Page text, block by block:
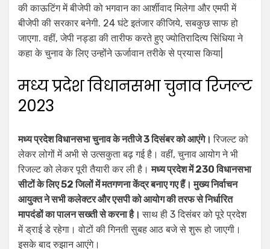
की काऊटिंग में बीजेपी को भगवान का आर्शीवाद मिलेगा और एमपी में
बीजेपी की सरकार बनेगी. 24 घंटे इतंजार कीजिये, सबकुछ साफ हो
जाएगा. वहीं, जेपी नड्डा की तारीफ करते हुए ज्योतिरादित्य सिंधिया ने
कहा के चुनाव के लिए उन्होंने ऊर्जावान तरीके से प्रयास किया|
मध्य प्रदेश विधानसभा चुनाव रिजल्ट
2023
मध्य प्रदेश विधानसभा चुनाव के नतीजे 3 दिसंबर को आएंगे।रिजल्ट को
लेकर लोगों में अभी से उत्सकुता बढ़ गई है। वहीं, चुनाव आयोग ने भी
रिजल्ट को लेकर पूरी तैयारी कर ली है।मध्य प्रदेश में 230 विधानसभा
सीटों के लिए 52 जिलों में मतगणना केंद्र बनाए गए हैं। मुख्य निर्वाचन
आयुक्त ने सभी कलेक्टर और एसपी को आयोग की तरफ से निर्धारित
मापदंडों का पालन सख्ती से करना है।साथ ही 3 दिसंबर को पूरे प्रदेश
में ड्राई डे रहेगा। वोटों की गिनती सुबह आठ बजे से शुरू हो जाएगी।
इसके बाद रुझान आएंगे।